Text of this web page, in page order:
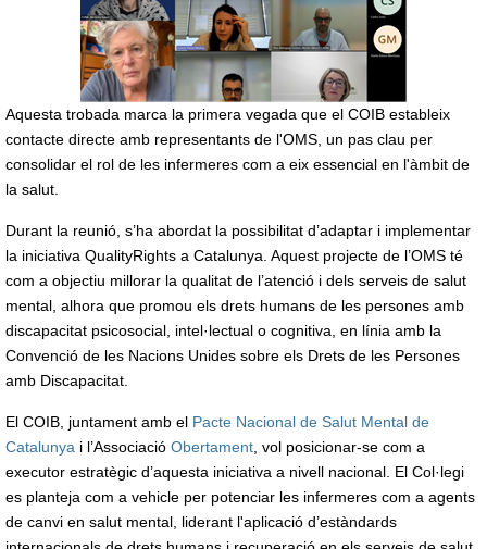
Aquesta trobada marca la primera vegada que el COIB estableix
contacte directe amb representants de l'OMS, un pas clau per
consolidar el rol de les infermeres com a eix essencial en l'àmbit de
la salut.
Durant la reunió, s’ha abordat la possibilitat d’adaptar i implementar
la iniciativa QualityRights a Catalunya. Aquest projecte de l’OMS té
com a objectiu millorar la qualitat de l’atenció i dels serveis de salut
mental, alhora que promou els drets humans de les persones amb
discapacitat psicosocial, intel·lectual o cognitiva, en línia amb la
Convenció de les Nacions Unides sobre els Drets de les Persones
amb Discapacitat.
El COIB, juntament amb el Pacte Nacional de Salut Mental de
Catalunya i l’Associació Obertament, vol posicionar-se com a
executor estratègic d’aquesta iniciativa a nivell nacional. El Col·legi
es planteja com a vehicle per potenciar les infermeres com a agents
de canvi en salut mental, liderant l'aplicació d’estàndards